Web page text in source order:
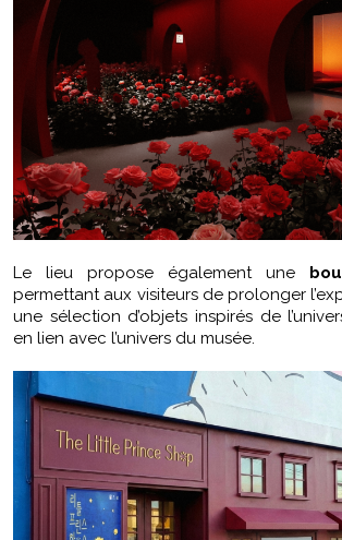
Le lieu propose également une
permettant aux visiteurs de prolonger
une sélection d’objets inspirés de
en lien avec l’univers du musée.